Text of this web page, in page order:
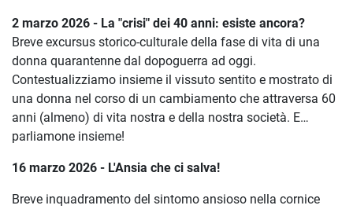
2 marzo 2026 - La "crisi" dei 40 anni: esiste ancora?
Breve excursus storico-culturale della fase di vita di una
donna quarantenne dal dopoguerra ad oggi.
Contestualizziamo insieme il vissuto sentito e mostrato di
una donna nel corso di un cambiamento che attraversa 60
anni (almeno) di vita nostra e della nostra società. E…
parliamone insieme!
16 marzo 2026 - L'Ansia che ci salva!
Breve inquadramento del sintomo ansioso nella cornice